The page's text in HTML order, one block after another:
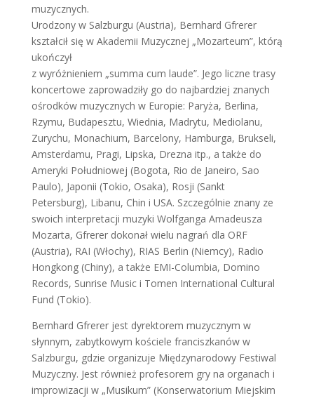
muzycznych.
Urodzony w Salzburgu (Austria), Bernhard Gfrerer
kształcił się w Akademii Muzycznej „Mozarteum”, którą
ukończył
z wyróżnieniem „summa cum laude”. Jego liczne trasy
koncertowe zaprowadziły go do najbardziej znanych
ośrodków muzycznych w Europie: Paryża, Berlina,
Rzymu, Budapesztu, Wiednia, Madrytu, Mediolanu,
Zurychu, Monachium, Barcelony, Hamburga, Brukseli,
Amsterdamu, Pragi, Lipska, Drezna itp., a także do
Ameryki Południowej (Bogota, Rio de Janeiro, Sao
Paulo), Japonii (Tokio, Osaka), Rosji (Sankt
Petersburg), Libanu, Chin i USA. Szczególnie znany ze
swoich interpretacji muzyki Wolfganga Amadeusza
Mozarta, Gfrerer dokonał wielu nagrań dla ORF
(Austria), RAI (Włochy), RIAS Berlin (Niemcy), Radio
Hongkong (Chiny), a także EMI-Columbia, Domino
Records, Sunrise Music i Tomen International Cultural
Fund (Tokio).
Bernhard Gfrerer jest dyrektorem muzycznym w
słynnym, zabytkowym kościele franciszkanów w
Salzburgu, gdzie organizuje Międzynarodowy Festiwal
Muzyczny. Jest również profesorem gry na organach i
improwizacji w „Musikum” (Konserwatorium Miejskim